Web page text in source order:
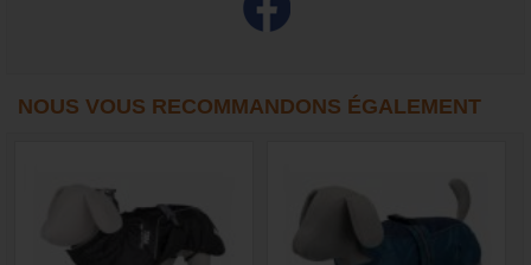
NOUS VOUS RECOMMANDONS ÉGALEMENT